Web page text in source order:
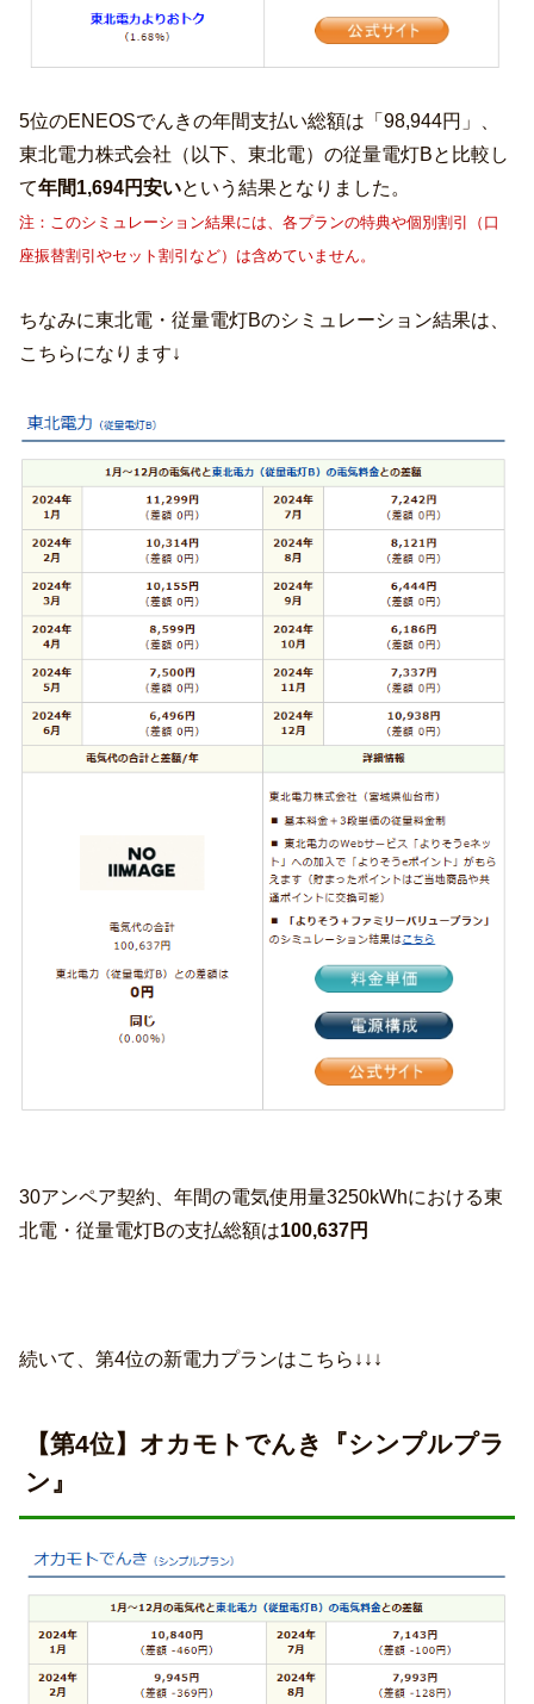
5位のENEOSでんきの年間支払い総額は「98,944円」、
東北電力株式会社（以下、東北電）の従量電灯Bと比較し
て年間1,694円安いという結果となりました。
注：このシミュレーション結果には、各プランの特典や個別割引（口
座振替割引やセット割引など）は含めていません。
ちなみに東北電・従量電灯Bのシミュレーション結果は、
こちらになります↓
30アンペア契約、年間の電気使用量3250kWhにおける東
北電・従量電灯Bの支払総額は100,637円
続いて、第4位の新電力プランはこちら↓↓↓
【第4位】オカモトでんき『シンプルプラ
ン』